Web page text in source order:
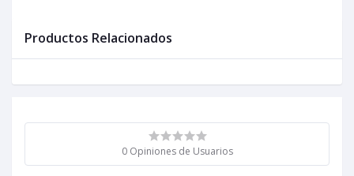
0 Opiniones de Usuarios
Productos Relacionados